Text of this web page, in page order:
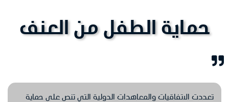
حماية الطفل من العنف
تعددت الاتفاقيات والمعاهدات الدولية التي تنص على حماية